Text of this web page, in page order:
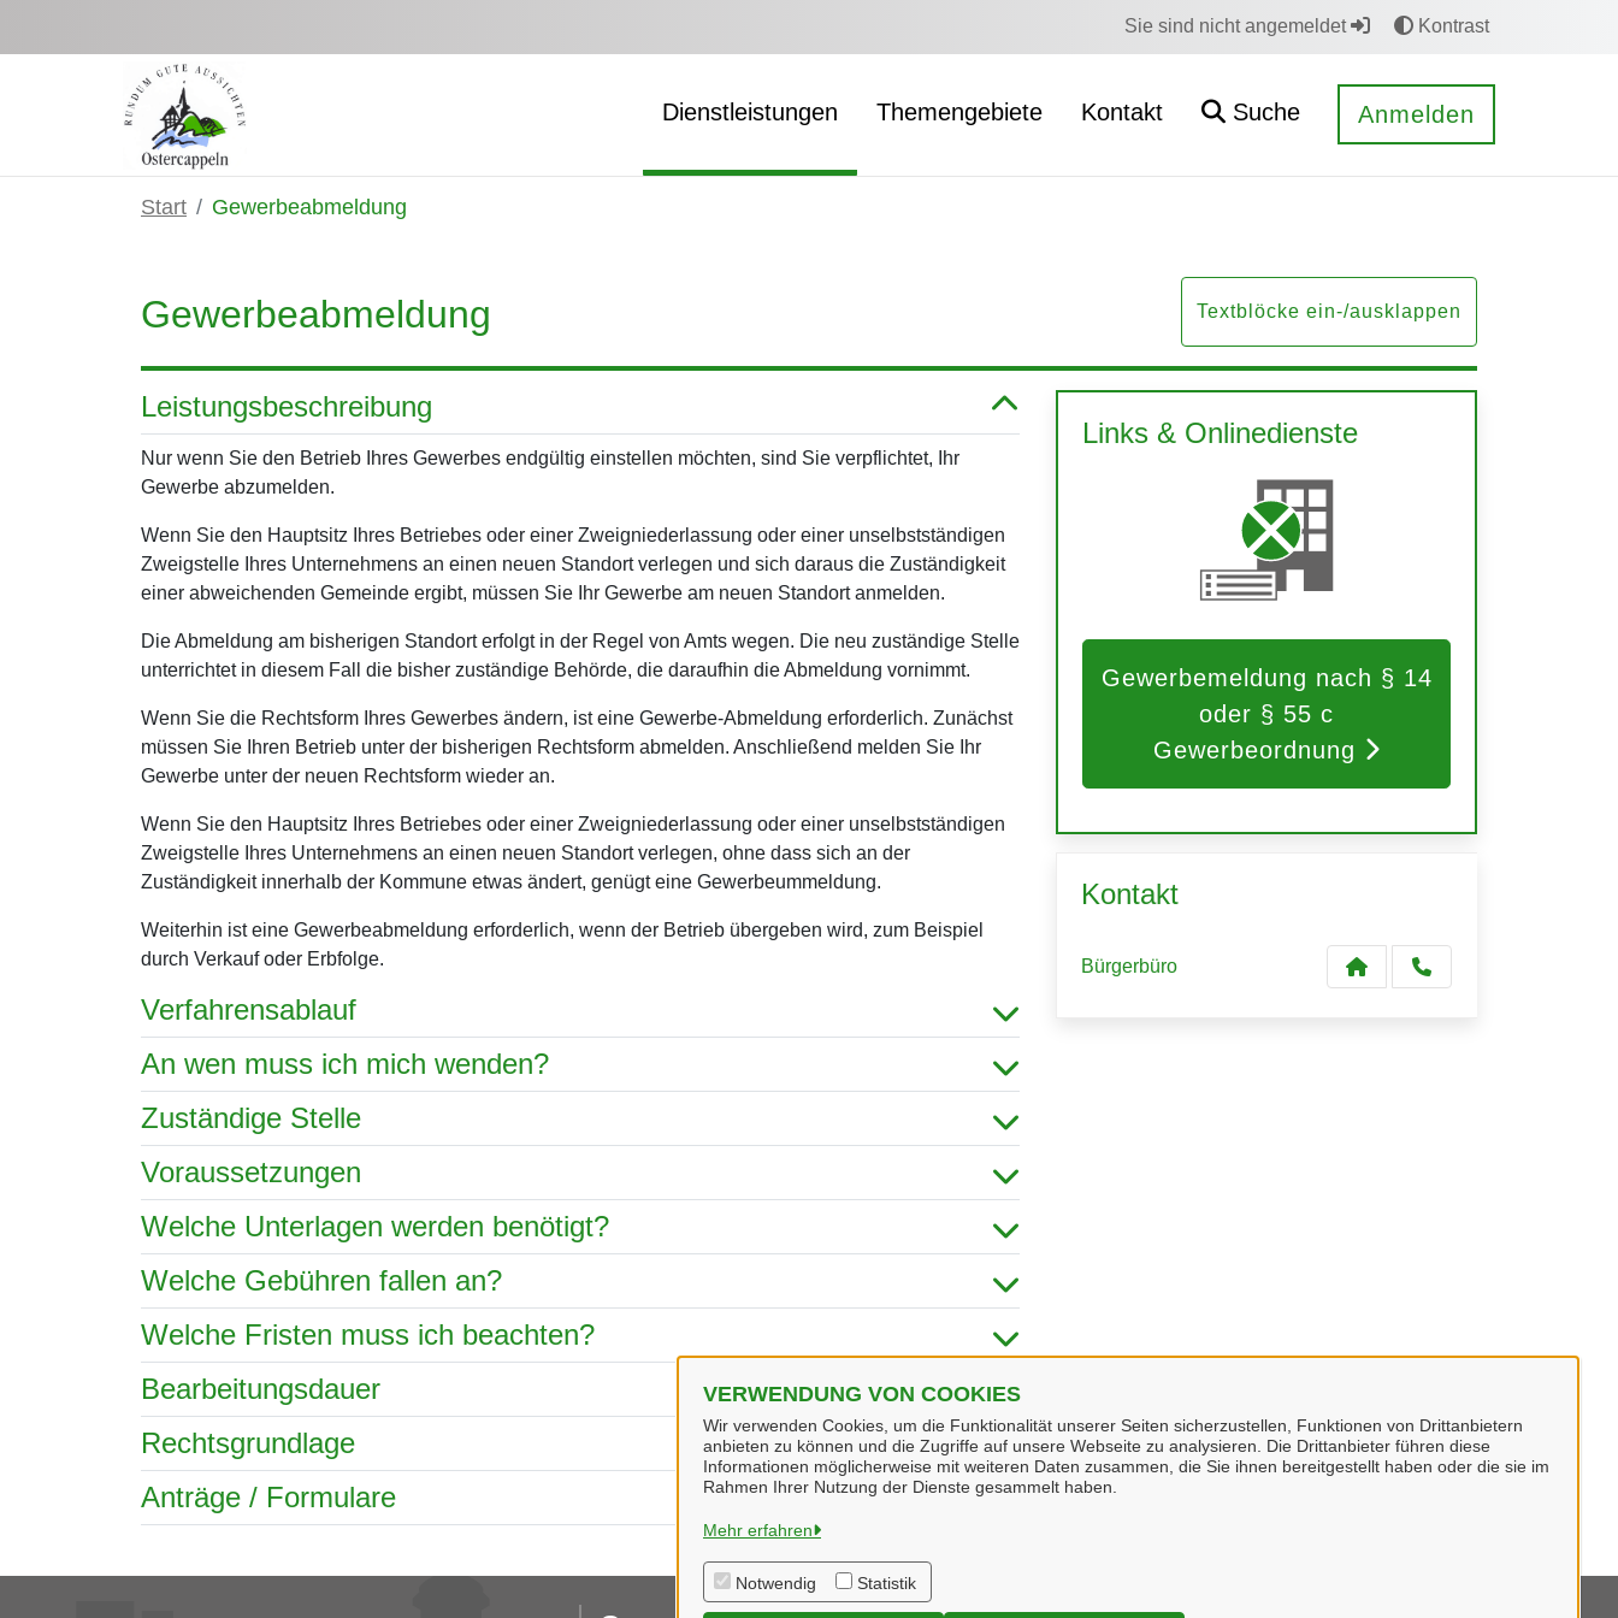
VERWENDUNG VON COOKIES
Wir verwenden Cookies, um die Funktionalität unserer Seiten sicherzustellen, Funktionen von Drittanbietern
anbieten zu können und die Zugriffe auf unsere Webseite zu analysieren. Die Drittanbieter führen diese
Informationen möglicherweise mit weiteren Daten zusammen, die Sie ihnen bereitgestellt haben oder die sie im
Rahmen Ihrer Nutzung der Dienste gesammelt haben.
Mehr erfahren
Notwendig Statistik
Sie sind nicht angemeldet Kontrast
Dienstleistungen Themengebiete Kontakt Suche Anmelden
Start Gewerbeabmeldung
Gewerbeabmeldung Textblöcke ein-/ausklappen
Leistungsbeschreibung
Nur wenn Sie den Betrieb Ihres Gewerbes endgültig einstellen möchten, sind Sie verpflichtet, Ihr
Gewerbe abzumelden.
Wenn Sie den Hauptsitz Ihres Betriebes oder einer Zweigniederlassung oder einer unselbstständigen
Zweigstelle Ihres Unternehmens an einen neuen Standort verlegen und sich daraus die Zuständigkeit
einer abweichenden Gemeinde ergibt, müssen Sie Ihr Gewerbe am neuen Standort anmelden.
Die Abmeldung am bisherigen Standort erfolgt in der Regel von Amts wegen. Die neu zuständige Stelle
unterrichtet in diesem Fall die bisher zuständige Behörde, die daraufhin die Abmeldung vornimmt.
Wenn Sie die Rechtsform Ihres Gewerbes ändern, ist eine Gewerbe-Abmeldung erforderlich. Zunächst
müssen Sie Ihren Betrieb unter der bisherigen Rechtsform abmelden. Anschließend melden Sie Ihr
Gewerbe unter der neuen Rechtsform wieder an.
Wenn Sie den Hauptsitz Ihres Betriebes oder einer Zweigniederlassung oder einer unselbstständigen
Zweigstelle Ihres Unternehmens an einen neuen Standort verlegen, ohne dass sich an der
Zuständigkeit innerhalb der Kommune etwas ändert, genügt eine Gewerbeummeldung.
Weiterhin ist eine Gewerbeabmeldung erforderlich, wenn der Betrieb übergeben wird, zum Beispiel
durch Verkauf oder Erbfolge.
Verfahrensablauf
An wen muss ich mich wenden?
Zuständige Stelle
Voraussetzungen
Welche Unterlagen werden benötigt?
Welche Gebühren fallen an?
Welche Fristen muss ich beachten?
Bearbeitungsdauer
Rechtsgrundlage
Anträge / Formulare
Links & Onlinedienste
Gewerbemeldung nach § 14
oder § 55 c
Gewerbeordnung
Kontakt
Bürgerbüro